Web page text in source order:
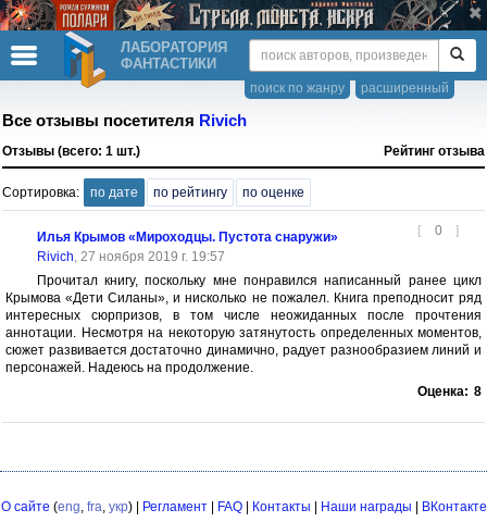
ЛАБОРАТОРИЯ
ФАНТАСТИКИ
расширенный
поиск по жанру
Все отзывы посетителя Rivich
Отзывы (всего: 1 шт.) Рейтинг отзыва
Сортировка: по дате по рейтингу по оценке
[ 0 ]
Илья Крымов «Мироходцы. Пустота снаружи»
Rivich, 27 ноября 2019 г. 19:57
Прочитал книгу, поскольку мне понравился написанный ранее цикл
Крымова «Дети Силаны», и нисколько не пожалел. Книга преподносит ряд
интересных сюрпризов, в том числе неожиданных после прочтения
аннотации. Несмотря на некоторую затянутость определенных моментов,
сюжет развивается достаточно динамично, радует разнообразием линий и
персонажей. Надеюсь на продолжение.
Оценка: 8
О сайте (eng, fra, укр) | Регламент| FAQ| Контакты Наши награды
ВКонтакте